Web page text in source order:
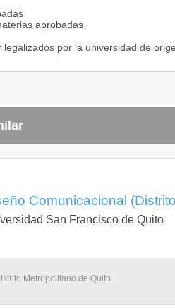
aprobadas
legalizados por la universidad de
Comunicacional
San Francisco de Quito
Metropolitano de Quito